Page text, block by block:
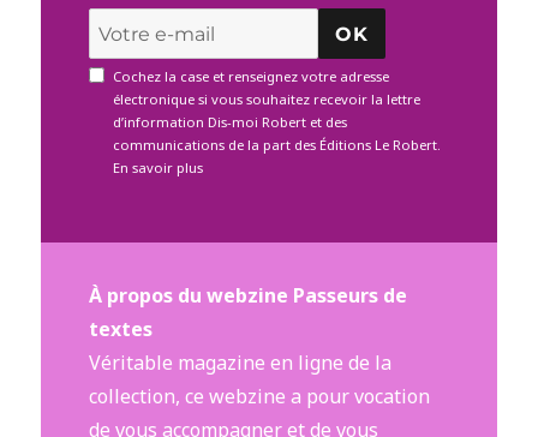
OK
Cochez la case et renseignez votre adresse
électronique si vous souhaitez recevoir la lettre
d’information Dis-moi Robert et des
communications de la part des Éditions Le Robert.
En savoir plus
À propos du webzine Passeurs de
textes
Véritable magazine en ligne de la
collection, ce webzine a pour vocation
de vous accompagner et de vous